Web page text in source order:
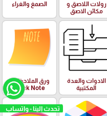
تحدث الينا - واتساب
رولات اللاصق و
مكائن الاصق
الصمغ والغراء
الادوات والعدة
المكتبية
ورق الملاحظات
Stick Note